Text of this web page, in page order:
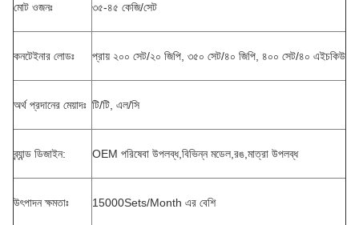
মোট ওজনঃ ৩৫-৪৫ কেজি/সেট
কনটেইনার লোডঃ প্রায় ২০০ সেট/২০ জিপি, ৩৫০ সেট/৪০ জিপি, ৪০০ সেট/৪০ এইচকিউ
অর্থ প্রদানের মেয়াদঃ টি/টি, এল/সি
ব্র্যান্ড ডিজাইন: OEM পরিষেবা উপলব্ধ,বিভিন্ন মডেল,রঙ,মাত্রা উপলব্ধ
উৎপাদন ক্ষমতাঃ 15000Sets/Month এর বেশি